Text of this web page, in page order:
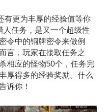
更为丰厚的经验值等你
任务，是又一个超级性
令中的铜牌密令来做例
言，玩家在接取任务之
相应的怪物50个，任务完
厚得多的经验奖励。什么
诉你！